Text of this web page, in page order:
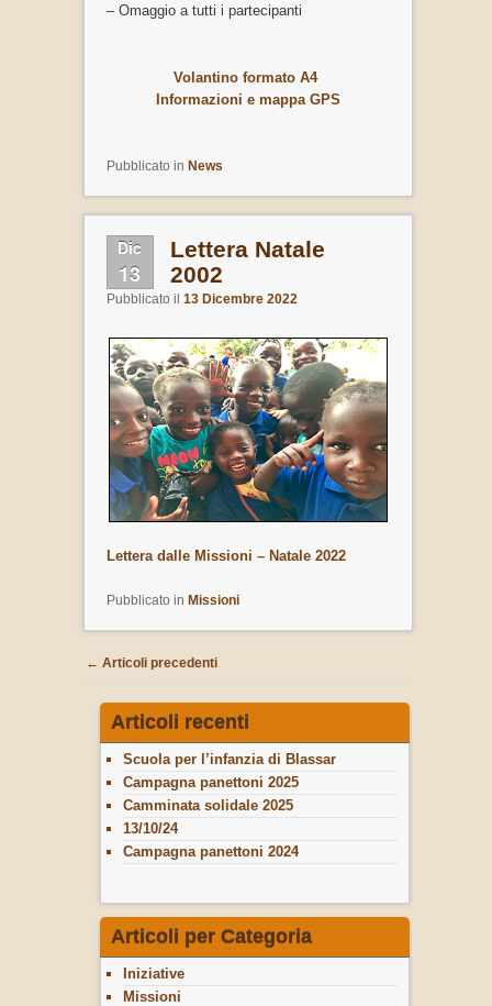
– Omaggio a tutti i partecipanti
Volantino formato A4
Informazioni e mappa GPS
Pubblicato in News
Dic
13
Lettera Natale
2002
Pubblicato il 13 Dicembre 2022
Lettera dalle Missioni – Natale 2022
Pubblicato in Missioni
Navigazione articoli
← Articoli precedenti
Articoli recenti
Scuola per l’infanzia di Blassar
Campagna panettoni 2025
Camminata solidale 2025
13/10/24
Campagna panettoni 2024
Articoli per Categoria
Iniziative
Missioni